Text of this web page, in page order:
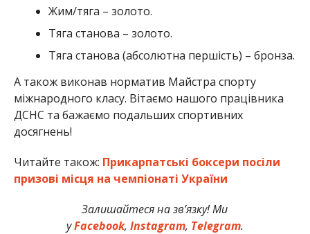
Жим/тяга – золото.
Тяга станова – золото.
Тяга станова (абсолютна першість) – бронза.
А також виконав норматив Майстра спорту
міжнародного класу. Вітаємо нашого працівника
ДСНС та бажаємо подальших спортивних
досягнень!
Читайте також: Прикарпатські боксери посіли
призові місця на чемпіонаті України
Залишайтеся на зв’язку! Ми
уFacebook, Instagram, Telegram.